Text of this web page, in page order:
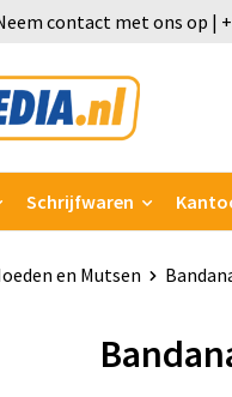
contact met ons op |
Schrijfwaren
en Mutsen